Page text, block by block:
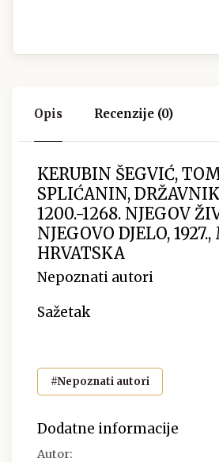
Opis Recenzije (0)
KERUBIN ŠEGVIĆ,
SPLIĆANIN,
1200.-1268. NJEGOV
NJEGOVO DJELO,
HRVATSKA
Nepoznati autori
Sažetak
#Nepoznati autori
Dodatne informacije
Autor: